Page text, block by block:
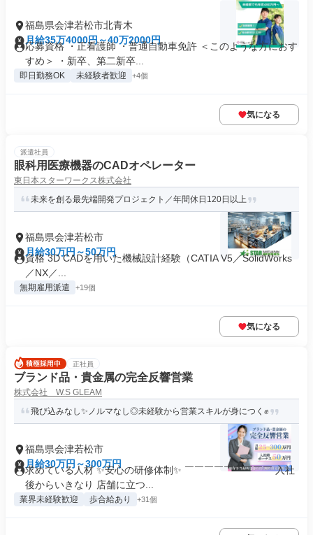
福島県会津若松市北青木
月給35万4000円～40万2000円
応募資格 ・正看護師 ・普通自動車免許 ＜このような方におす
すめ＞ ・新卒、第二新卒...
即日勤務OK 未経験者歓迎 +4個
気になる
派遣社員
眼科用医療機器のCADオペレーター
東日本スターワークス株式会社
未来を創る最先端開発プロジェクト／年間休日120日以上
福島県会津若松市
月給30万円～50万円
資格 3D CADを用いた機械設計経験（CATIA V5／SolidWorks
／NX／...
無期雇用派遣 +19個
気になる
正社員
ブランド品・貴金属の完全反響営業
株式会社 W.S GLEAM
飛び込みなし✨ノルマなし◎未経験から営業スキルが身につく✊
福島県会津若松市
月給30万円～300万円
求めている人材 ✨安心の研修体制✨ ￣￣￣￣￣￣￣￣￣ 入社
後からいきなり 店舗に立つ...
業界未経験歓迎 歩合給あり +31個